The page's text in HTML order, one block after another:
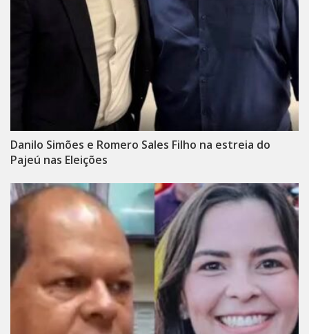
Danilo Simões e Romero Sales Filho na estreia do
Pajeú nas Eleições